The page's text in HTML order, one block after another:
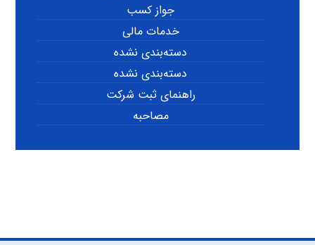
جواز کسب
خدمات مالی
دسته‌بندی نشده
دسته‌بندی نشده
راهنمای ثبت شرکت
مصاحبه